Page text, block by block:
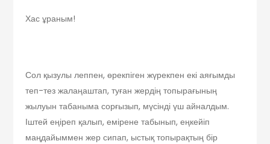
Хас ұраным!
Сол қызулы леппен, өрекпіген жүрекпен екі аяғымды
теп-тез жалаңаштап, туған жердің топырағының
жылуын табаныма сорғызып, мүсінді үш айналдым.
Іштей еңіреп қалып, емірене табынып, еңкейіп
маңдайыммен жер сипап, ыстық топырақтың бір